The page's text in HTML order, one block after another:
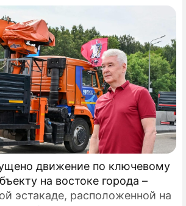
движение по ключевому
на востоке города –
эстакаде, расположенной на